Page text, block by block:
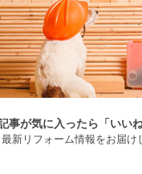
事が気に入ったら「いい
最新リフォーム情報をお届け